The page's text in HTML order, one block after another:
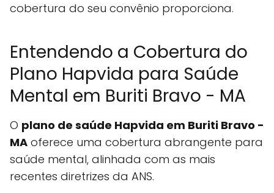
cobertura do seu convênio proporciona.
Entendendo a Cobertura do
Plano Hapvida para Saúde
Mental em Buriti Bravo - MA
O plano de saúde Hapvida em Buriti Bravo -
MA oferece uma cobertura abrangente para
saúde mental, alinhada com as mais
recentes diretrizes da ANS.